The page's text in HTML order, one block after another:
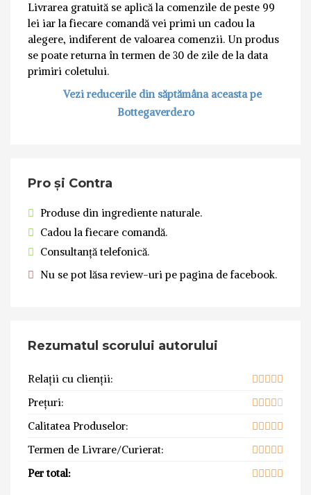
Livrarea gratuită se aplică la comenzile de peste 99
lei iar la fiecare comandă vei primi un cadou la
alegere, indiferent de valoarea comenzii. Un produs
se poate returna în termen de 30 de zile de la data
primiri coletului.
Vezi reducerile din săptămâna aceasta pe
Bottegaverde.ro
Pro și Contra
Produse din ingrediente naturale.
Cadou la fiecare comandă.
Consultanță telefonică.
Nu se pot lăsa review-uri pe pagina de facebook.
Rezumatul scorului autorului
Relații cu clienții:
Prețuri:
Calitatea Produselor:
Termen de Livrare/Curierat:
Per total: